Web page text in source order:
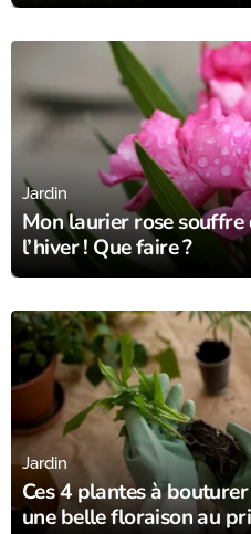
Mon laurier rose
l’hiver ! Que faire ?
Jardin
Ces 4 plantes à
une belle floraison au
Jardin